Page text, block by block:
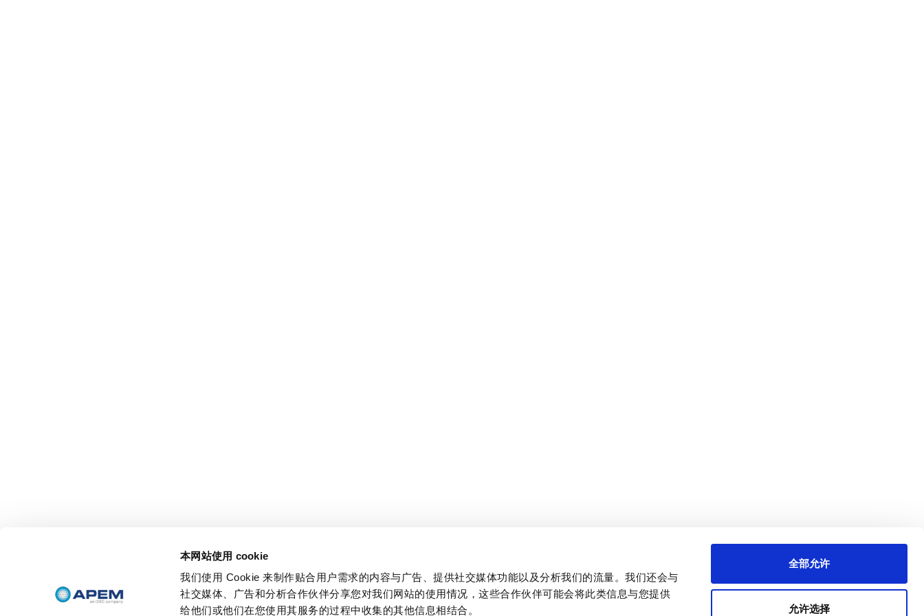
本网站使用 cookie
我们使用 Cookie 来制作贴合用户需求的内容与广告、提供社交媒体功能以及分析我们的流量。我们还会与
社交媒体、广告和分析合作伙伴分享您对我们网站的使用情况，这些合作伙伴可能会将此类信息与您提供
给他们或他们在您使用其服务的过程中收集的其他信息相结合。
全部允许
允许选择